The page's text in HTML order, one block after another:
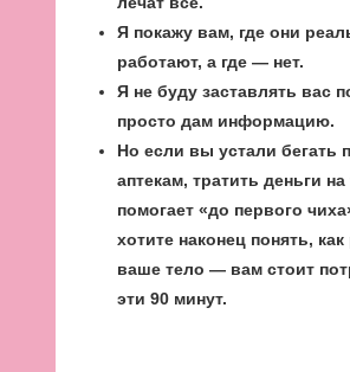
Я покажу вам, где они
работают, а где — нет.
Я не буду заставлять вас
просто дам информацию.
Но если вы устали бегать
аптекам, тратить деньги на
помогает «до первого
хотите наконец понять, как
ваше тело — вам стоит
эти 90 минут.